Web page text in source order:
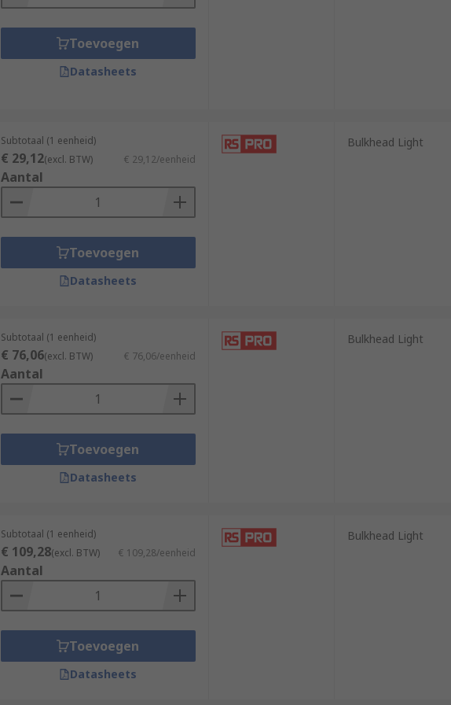
Toevoegen
Datasheets
Subtotaal (1 eenheid)
€ 29,12(excl. BTW) € 29,12/eenheid
Aantal
Toevoegen
Datasheets
Bulkhead Light
Subtotaal (1 eenheid)
€ 76,06(excl. BTW) € 76,06/eenheid
Aantal
Toevoegen
Datasheets
Bulkhead Light
Subtotaal (1 eenheid)
€ 109,28(excl. BTW) € 109,28/eenheid
Aantal
Toevoegen
Datasheets
Bulkhead Light